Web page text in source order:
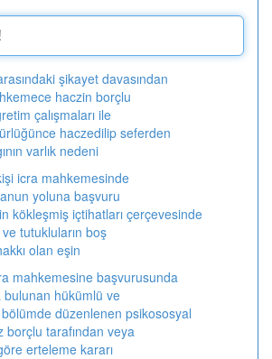
şikayet davasından
haczin borçlu
çalışmaları ile
haczedilip seferden
varlık nedeni
icra mahkemesinde
yoluna başvuru
kökleşmiş içtihatları çerçevesinde
tutukluların boş
olan eşin
mahkemesine başvurusunda
hükümlü ve
düzenlenen psikososyal
borçlu tarafından veya
erteleme kararı